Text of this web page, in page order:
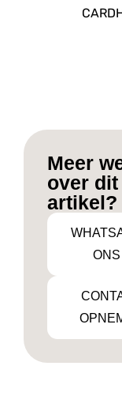
Meer
over dit
artikel?
ONS